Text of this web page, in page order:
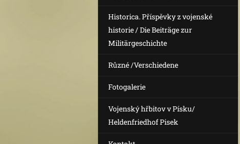
Historica. Příspěvky z vojenské
historie / Die Beiträge zur
Militärgeschichte
Různé /Verschiedene
Fotogalerie
Vojenský hřbitov v Písku/
Heldenfriedhof Pisek